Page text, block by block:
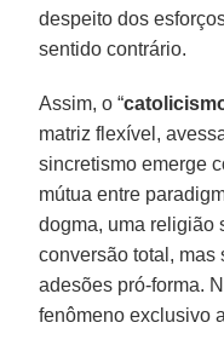
despeito dos
sentido contrário.
Assim, o “
matriz flexível,
sincretismo emerge
mútua entre
dogma, uma religião
conversão total, mas
adesões pró-forma.
fenômeno exclusivo